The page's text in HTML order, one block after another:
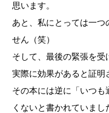
思います。
あと、私にとっては一つ
せん（笑）
そして、最後の緊張を受
実際に効果があると証明
その本には逆に「いつも
くないと書かれていまし